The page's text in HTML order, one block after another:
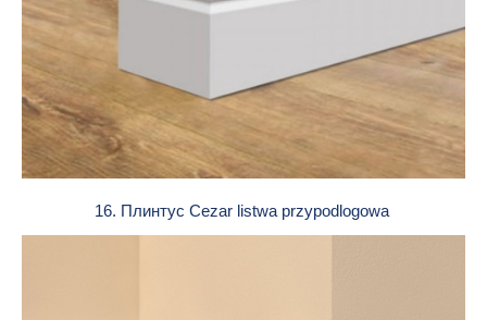
16. Плинтус Cezar listwa przypodlogowa